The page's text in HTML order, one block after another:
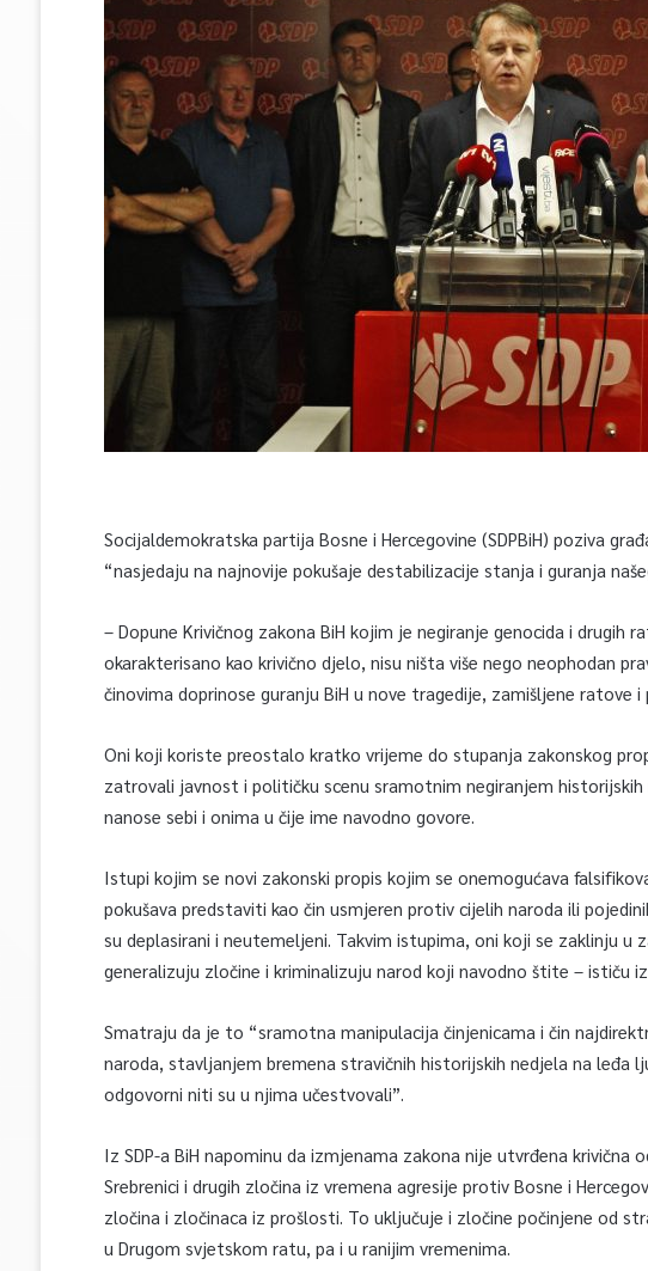
Socijaldemokratska partija Bosne i Hercegovine (SDPBiH) poziva
“nasjedaju na najnovije pokušaje destabilizacije stanja i guranja
– Dopune Krivičnog zakona BiH kojim je negiranje genocida i drugih
okarakterisano kao krivično djelo, nisu ništa više nego neophodan
činovima doprinose guranju BiH u nove tragedije, zamišljene ratove i
Oni koji koriste preostalo kratko vrijeme do stupanja zakonskog
zatrovali javnost i političku scenu sramotnim negiranjem
nanose sebi i onima u čije ime navodno govore.
Istupi kojim se novi zakonski propis kojim se onemogućava
pokušava predstaviti kao čin usmjeren protiv cijelih naroda ili
su deplasirani i neutemeljeni. Takvim istupima, oni koji se zaklinju
generalizuju zločine i kriminalizuju narod koji navodno štite – ističu iz
Smatraju da je to “sramotna manipulacija činjenicama i čin
naroda, stavljanjem bremena stravičnih historijskih nedjela na leđa
odgovorni niti su u njima učestvovali”.
Iz SDP-a BiH napominu da izmjenama zakona nije utvrđena krivična
Srebrenici i drugih zločina iz vremena agresije protiv Bosne i
zločina i zločinaca iz prošlosti. To uključuje i zločine počinjene od
u Drugom svjetskom ratu, pa i u ranijim vremenima.